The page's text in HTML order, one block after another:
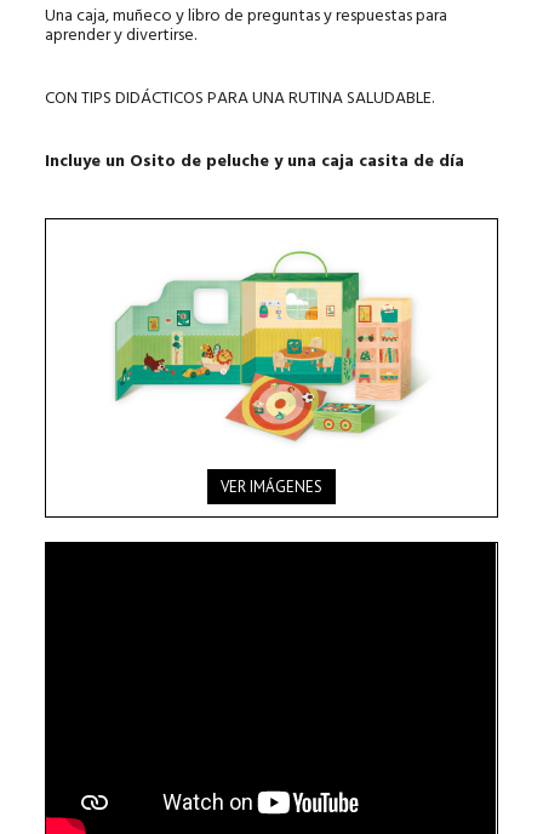
Una caja, muñeco y libro de preguntas y respuestas para
aprender y divertirse.
CON TIPS DIDÁCTICOS PARA UNA RUTINA SALUDABLE.
Incluye un Osito de peluche y una caja casita de día
VER IMÁGENES